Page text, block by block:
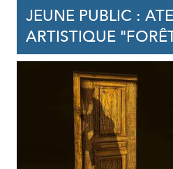
JEUNE PUBLIC :
ARTISTIQUE